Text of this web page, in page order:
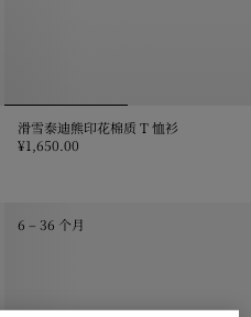
滑雪泰迪熊印花棉质 T 恤衫
¥1,650.00
6 – 36 个月